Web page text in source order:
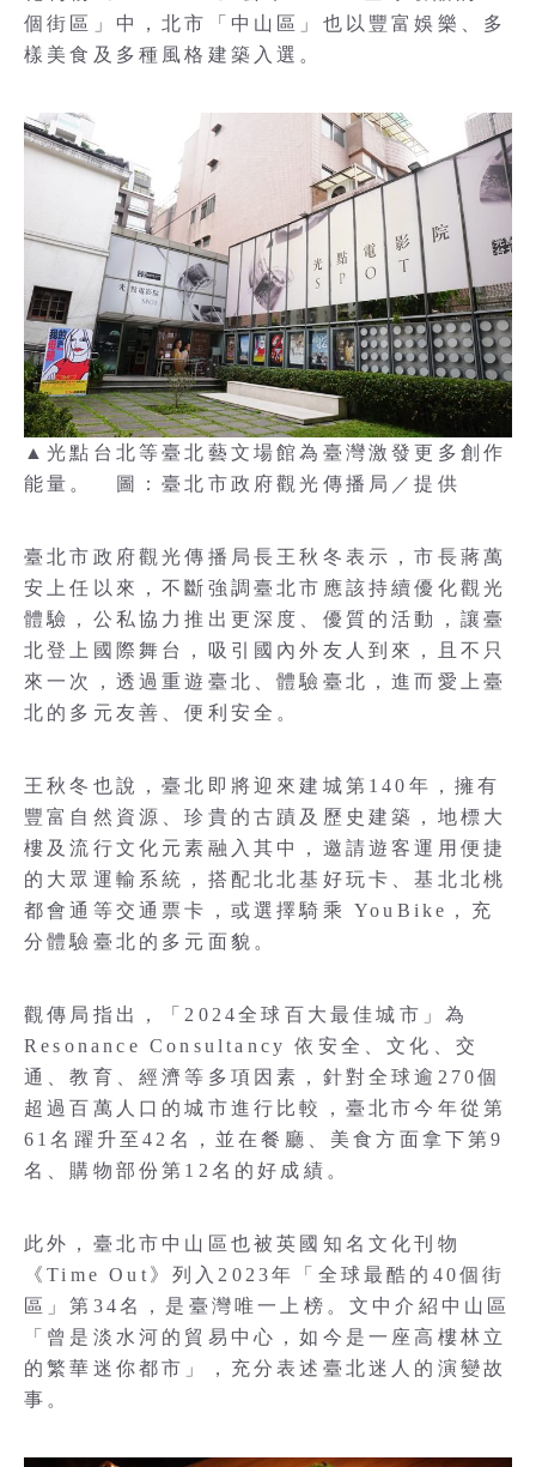
個街區」中，北市「中山區」也以豐富娛樂、多
樣美食及多種風格建築入選。
▲光點台北等臺北藝文場館為臺灣激發更多創作
能量。 圖：臺北市政府觀光傳播局／提供
臺北市政府觀光傳播局長王秋冬表示，市長蔣萬
安上任以來，不斷強調臺北市應該持續優化觀光
體驗，公私協力推出更深度、優質的活動，讓臺
北登上國際舞台，吸引國內外友人到來，且不只
來一次，透過重遊臺北、體驗臺北，進而愛上臺
北的多元友善、便利安全。
王秋冬也說，臺北即將迎來建城第140年，擁有
豐富自然資源、珍貴的古蹟及歷史建築，地標大
樓及流行文化元素融入其中，邀請遊客運用便捷
的大眾運輸系統，搭配北北基好玩卡、基北北桃
都會通等交通票卡，或選擇騎乘 YouBike，充
分體驗臺北的多元面貌。
觀傳局指出，「2024全球百大最佳城市」為
Resonance Consultancy 依安全、文化、交
通、教育、經濟等多項因素，針對全球逾270個
超過百萬人口的城市進行比較，臺北市今年從第
61名躍升至42名，並在餐廳、美食方面拿下第9
名、購物部份第12名的好成績。
此外，臺北市中山區也被英國知名文化刊物
《Time Out》列入2023年「全球最酷的40個街
區」第34名，是臺灣唯一上榜。文中介紹中山區
「曾是淡水河的貿易中心，如今是一座高樓林立
的繁華迷你都市」，充分表述臺北迷人的演變故
事。